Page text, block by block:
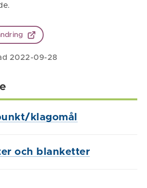
2022-09-28
klagomål
och blanketter